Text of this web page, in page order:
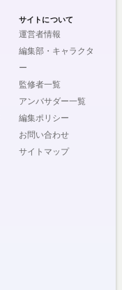
サイトについて
運営者情報
編集部・キャラクタ
ー
監修者一覧
アンバサダー一覧
編集ポリシー
お問い合わせ
サイトマップ